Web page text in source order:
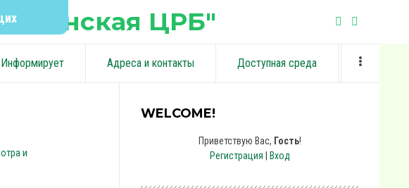
ЦРБ"
Адреса и контакты Доступная среда
и
WELCOME!
Приветствую Вас, Гость!
Регистрация
Вход